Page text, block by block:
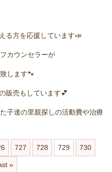
る方を応援しています📣
カウンセラーが
します🐾
販売もしています💕
子達の里親探しの活動費や治療
727 728 729 730
»